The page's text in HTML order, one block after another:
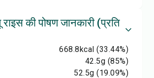
की पोषण जानकारी (प्रति
668.8kcal (33.44%)
42.5g (85%)
52.5g (19.09%)